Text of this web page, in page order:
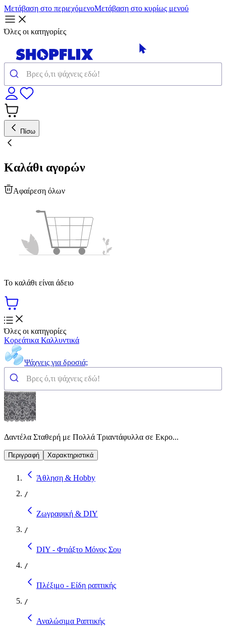
Μετάβαση στο περιεχόμενοΜετάβαση στο κυρίως μενού
Όλες οι κατηγορίες
Πίσω
Καλάθι αγορών
Αφαίρεση όλων
Το καλάθι είναι άδειο
Όλες οι κατηγορίες
Κορεάτικα Καλλυντικά
Ψάχνεις για δροσιά;
Δαντέλα Σταθερή με Πολλά Τριαντάφυλλα σε Εκρο...
Περιγραφή Χαρακτηριστικά
Άθληση & Hobby
/
Ζωγραφική & DIY
/
DIY - Φτιάξτο Μόνος Σου
/
Πλέξιμο - Είδη ραπτικής
/
Αναλώσιμα Ραπτικής